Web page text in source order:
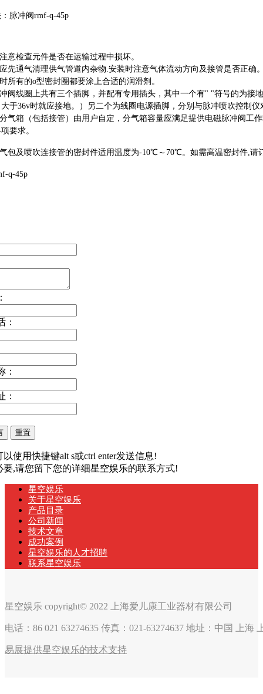
脉冲阀rmf-q-45p
意检查元件是否在运输过程中损坏。
先通气清理供气管道内杂物.安装时注意气体流动方向及接管是否正确
所有的o型密封圈都要涂上合适的润滑剂。
阀线圈上共有三个插脚，并配有专用插头，其中一个有" "符号的为接
于36v时就应接地。）另二个为线圈电源插脚，分别与脉冲喷吹控制
气箱（包括接管）由用户自定，分气箱容量应满足提供电磁脉冲阀工
要求。
包及喷吹连接管的密封件适用温度为-10℃～70℃。如需高温密封件,请
q-45p
：
：
：
以使用快捷键alt s或ctrl enter发送信息!
要,请您留下您的详细星空娱乐的联系方式!
星空娱乐
关于星空娱乐
产品目录
公司新闻
技术文章
成功案例
星空娱乐的人才招聘
联系星空娱乐
星空娱乐 copyright© 2022 上海爱儿康工业器材有限公司
电话：86 021 63274635 传真：021-63274637 地址：中国 上海
易展提供星空娱乐的技术支持